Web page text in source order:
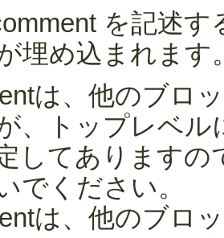
を記述
埋め込まれます
は、他のブロ
、トップレベ
してありますの
でください。
は、他のブロ